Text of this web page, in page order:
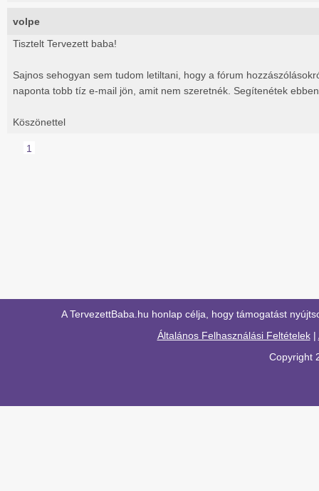
volpe
Tisztelt Tervezett baba!
Sajnos sehogyan sem tudom letiltani, hogy a fórum
naponta tobb tíz e-mail jön, amit nem szeretnék. Segítenétek
Köszönettel
1
A TervezettBaba.hu honlap célja, hogy támogatást
Általános Felhasználási Feltételek|
Copyright